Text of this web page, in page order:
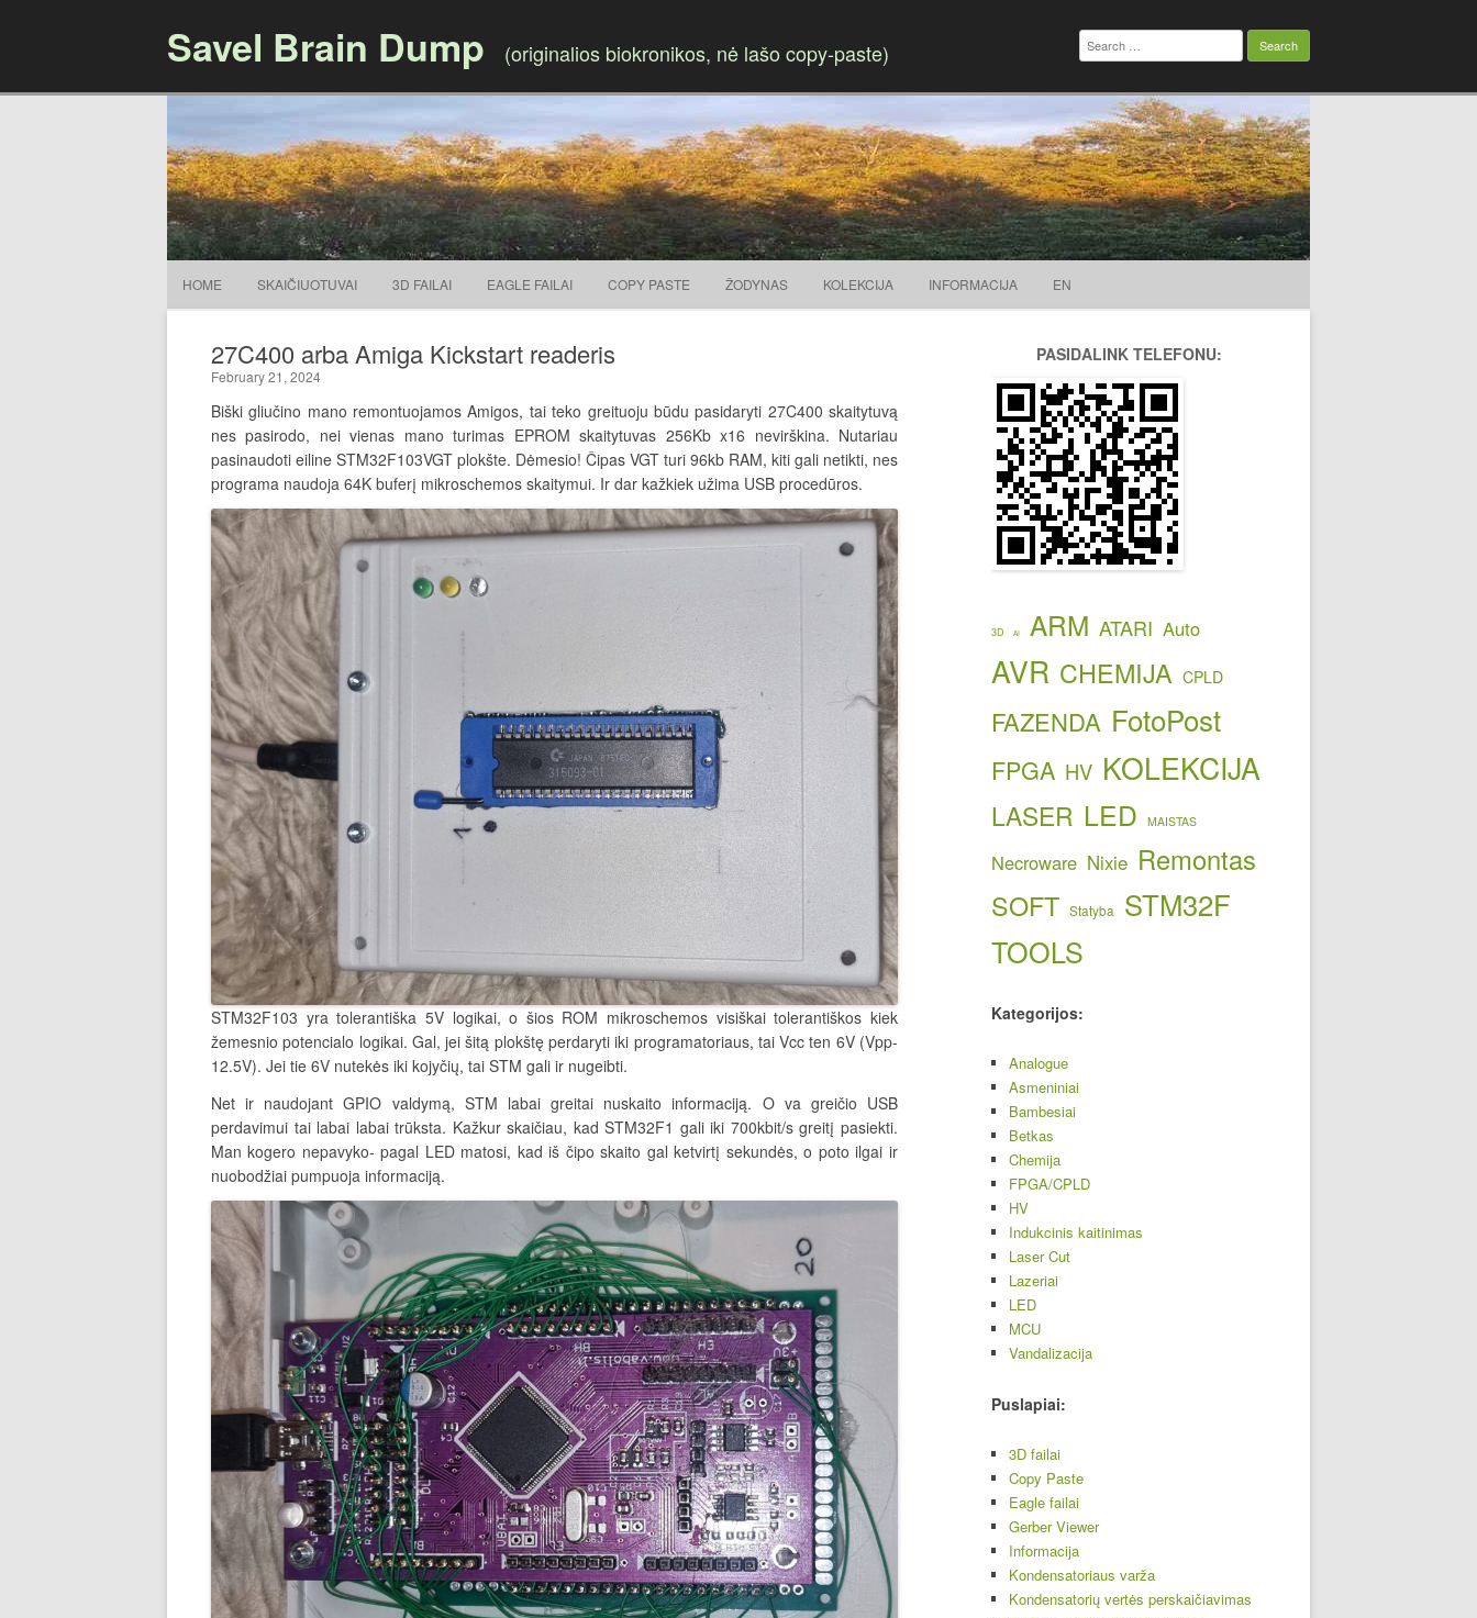
Savel Brain Dump (originalios biokronikos, nė lašo copy-paste)
Search
for:
HOME SKAIČIUOTUVAI 3D FAILAI EAGLE FAILAI COPY PASTE ŽODYNAS KOLEKCIJA INFORMACIJA EN
27C400 arba Amiga Kickstart readeris
February 21, 2024
Biški gliučino mano remontuojamos Amigos, tai teko greituoju būdu pasidaryti 27C400 skaitytuvą
nes pasirodo, nei vienas mano turimas EPROM skaitytuvas 256Kb x16 nevirškina. Nutariau
pasinaudoti eiline STM32F103VGT plokšte. Dėmesio! Čipas VGT turi 96kb RAM, kiti gali netikti, nes
programa naudoja 64K buferį mikroschemos skaitymui. Ir dar kažkiek užima USB procedūros.
STM32F103 yra tolerantiška 5V logikai, o šios ROM mikroschemos visiškai tolerantiškos kiek
žemesnio potencialo logikai. Gal, jei šitą plokštę perdaryti iki programatoriaus, tai Vcc ten 6V (Vpp-
12.5V). Jei tie 6V nutekės iki kojyčių, tai STM gali ir nugeibti.
Net ir naudojant GPIO valdymą, STM labai greitai nuskaito informaciją. O va greičio USB
perdavimui tai labai labai trūksta. Kažkur skaičiau, kad STM32F1 gali iki 700kbit/s greitį pasiekti.
Man kogero nepavyko- pagal LED matosi, kad iš čipo skaito gal ketvirtį sekundės, o poto ilgai ir
nuobodžiai pumpuoja informaciją.
PASIDALINK TELEFONU:
3D AI ARM ATARI Auto
AVR CHEMIJA CPLD
FAZENDA FotoPost
FPGA HV KOLEKCIJA
LASER LED MAISTAS
Necroware Nixie Remontas
SOFT Statyba
STM32F
TOOLS
Kategorijos:
Analogue
Asmeniniai
Bambesiai
Betkas
Chemija
FPGA/CPLD
HV
Indukcinis kaitinimas
Laser Cut
Lazeriai
LED
MCU
Vandalizacija
Puslapiai:
3D failai
Copy Paste
Eagle failai
Gerber Viewer
Informacija
Kondensatoriaus varža
Kondensatorių vertės perskaičiavimas